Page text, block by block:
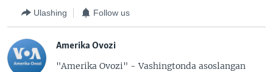
Ulashing Follow us
Amerika Ovozi
"Amerika Ovozi" - Vashingtonda asoslangan